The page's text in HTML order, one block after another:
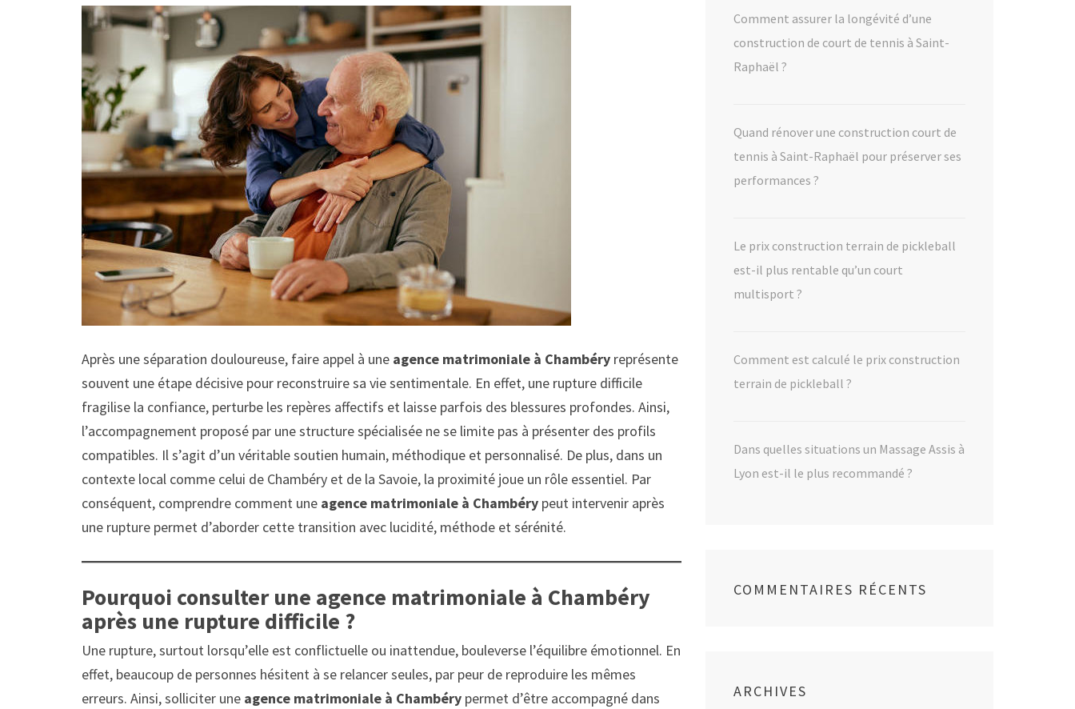
Après une séparation douloureuse, faire appel à une agence matrimoniale à Chambéry représente
souvent une étape décisive pour reconstruire sa vie sentimentale. En effet, une rupture difficile
fragilise la confiance, perturbe les repères affectifs et laisse parfois des blessures profondes. Ainsi,
l’accompagnement proposé par une structure spécialisée ne se limite pas à présenter des profils
compatibles. Il s’agit d’un véritable soutien humain, méthodique et personnalisé. De plus, dans un
contexte local comme celui de Chambéry et de la Savoie, la proximité joue un rôle essentiel. Par
conséquent, comprendre comment une agence matrimoniale à Chambéry peut intervenir après
une rupture permet d’aborder cette transition avec lucidité, méthode et sérénité.
Pourquoi consulter une agence matrimoniale à Chambéry
après une rupture difficile ?
Une rupture, surtout lorsqu’elle est conflictuelle ou inattendue, bouleverse l’équilibre émotionnel. En
effet, beaucoup de personnes hésitent à se relancer seules, par peur de reproduire les mêmes
erreurs. Ainsi, solliciter une agence matrimoniale à Chambéry permet d’être accompagné dans
Comment assurer la longévité d’une
construction de court de tennis à Saint-
Raphaël ?
Quand rénover une construction court de
tennis à Saint-Raphaël pour préserver ses
performances ?
Le prix construction terrain de pickleball
est-il plus rentable qu’un court
multisport ?
Comment est calculé le prix construction
terrain de pickleball ?
Dans quelles situations un Massage Assis à
Lyon est-il le plus recommandé ?
COMMENTAIRES RÉCENTS
ARCHIVES